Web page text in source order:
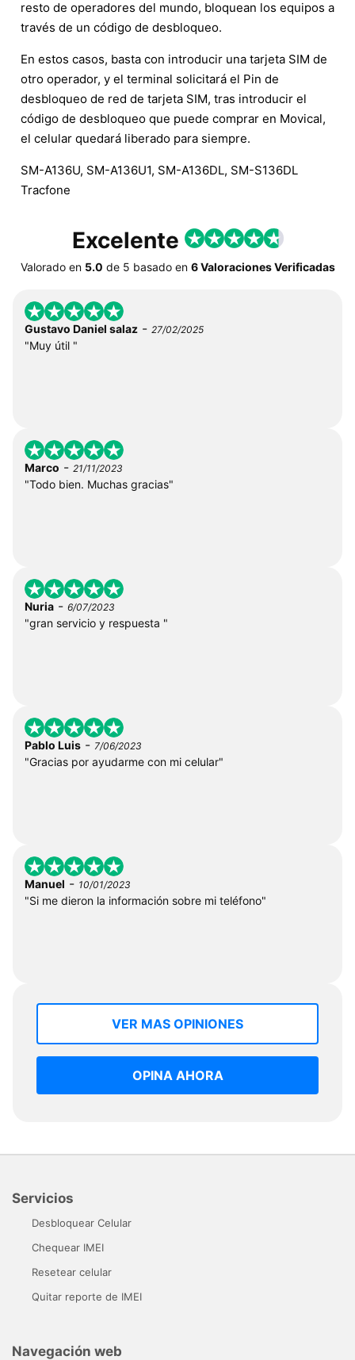
resto de operadores del mundo, bloquean los equipos a
través de un código de desbloqueo.
En estos casos, basta con introducir una tarjeta SIM de
otro operador, y el terminal solicitará el Pin de
desbloqueo de red de tarjeta SIM, tras introducir el
código de desbloqueo que puede comprar en Movical,
el celular quedará liberado para siempre.
SM-A136U, SM-A136U1, SM-A136DL, SM-S136DL
Tracfone
Excelente
Valorado en 5.0 de 5 basado en 6 Valoraciones Verificadas
Gustavo Daniel salaz - 27/02/2025
"Muy útil "
Marco - 21/11/2023
"Todo bien. Muchas gracias"
Nuria - 6/07/2023
"gran servicio y respuesta "
Pablo Luis - 7/06/2023
"Gracias por ayudarme con mi celular"
Manuel - 10/01/2023
"Si me dieron la información sobre mi teléfono"
VER MAS OPINIONES
OPINA AHORA
Servicios
Desbloquear Celular
Chequear IMEI
Resetear celular
Quitar reporte de IMEI
Navegación web